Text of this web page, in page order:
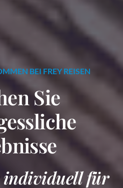
BEI FREY REISEN
Sie
individuell für